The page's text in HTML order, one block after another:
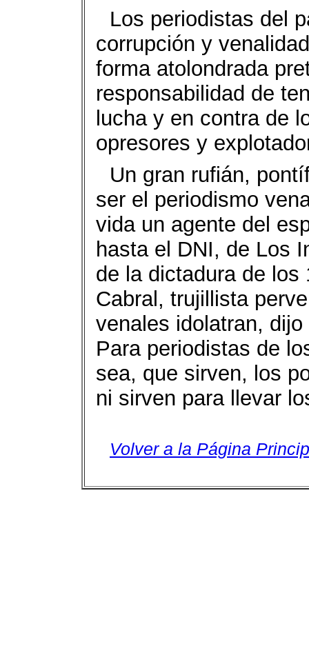
Los periodistas del
corrupción y
forma atolondrada
responsabilidad de
lucha y en contra de
opresores y
Un gran rufián,
ser el periodismo
vida un agente del
hasta el DNI, de Los
de la dictadura de los
Cabral, trujillista
venales idolatran,
Para periodistas de
sea, que sirven, los
ni sirven para llevar
Volver a la Página